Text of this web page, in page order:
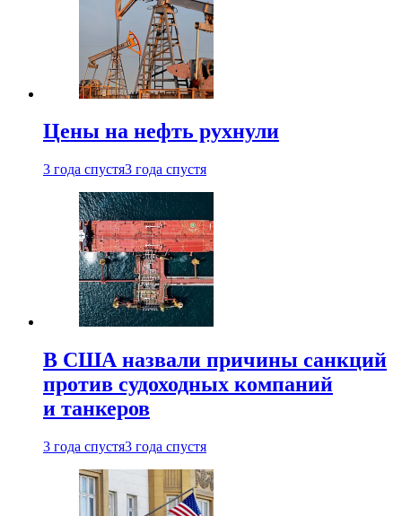
Цены на нефть рухнули
3 года спустя3 года спустя
В США назвали причины санкций
против судоходных компаний
и танкеров
3 года спустя3 года спустя